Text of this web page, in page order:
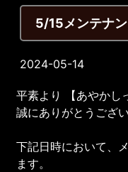
5/15メンテナ
2024-05-14
平素より 【あやかし
誠にありがとうござい
下記日時において、
ます。